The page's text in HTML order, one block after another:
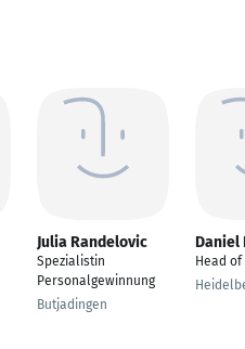
Julia Randelovic
Spezialistin
Personalgewinnung
Butjadingen
Daniel
Head of